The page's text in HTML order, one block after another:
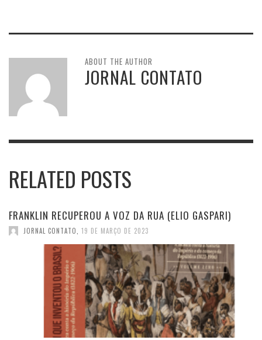
ABOUT THE AUTHOR
JORNAL CONTATO
RELATED POSTS
FRANKLIN RECUPEROU A VOZ DA RUA (ELIO GASPARI)
JORNAL CONTATO 19 DE MARÇO DE 2023